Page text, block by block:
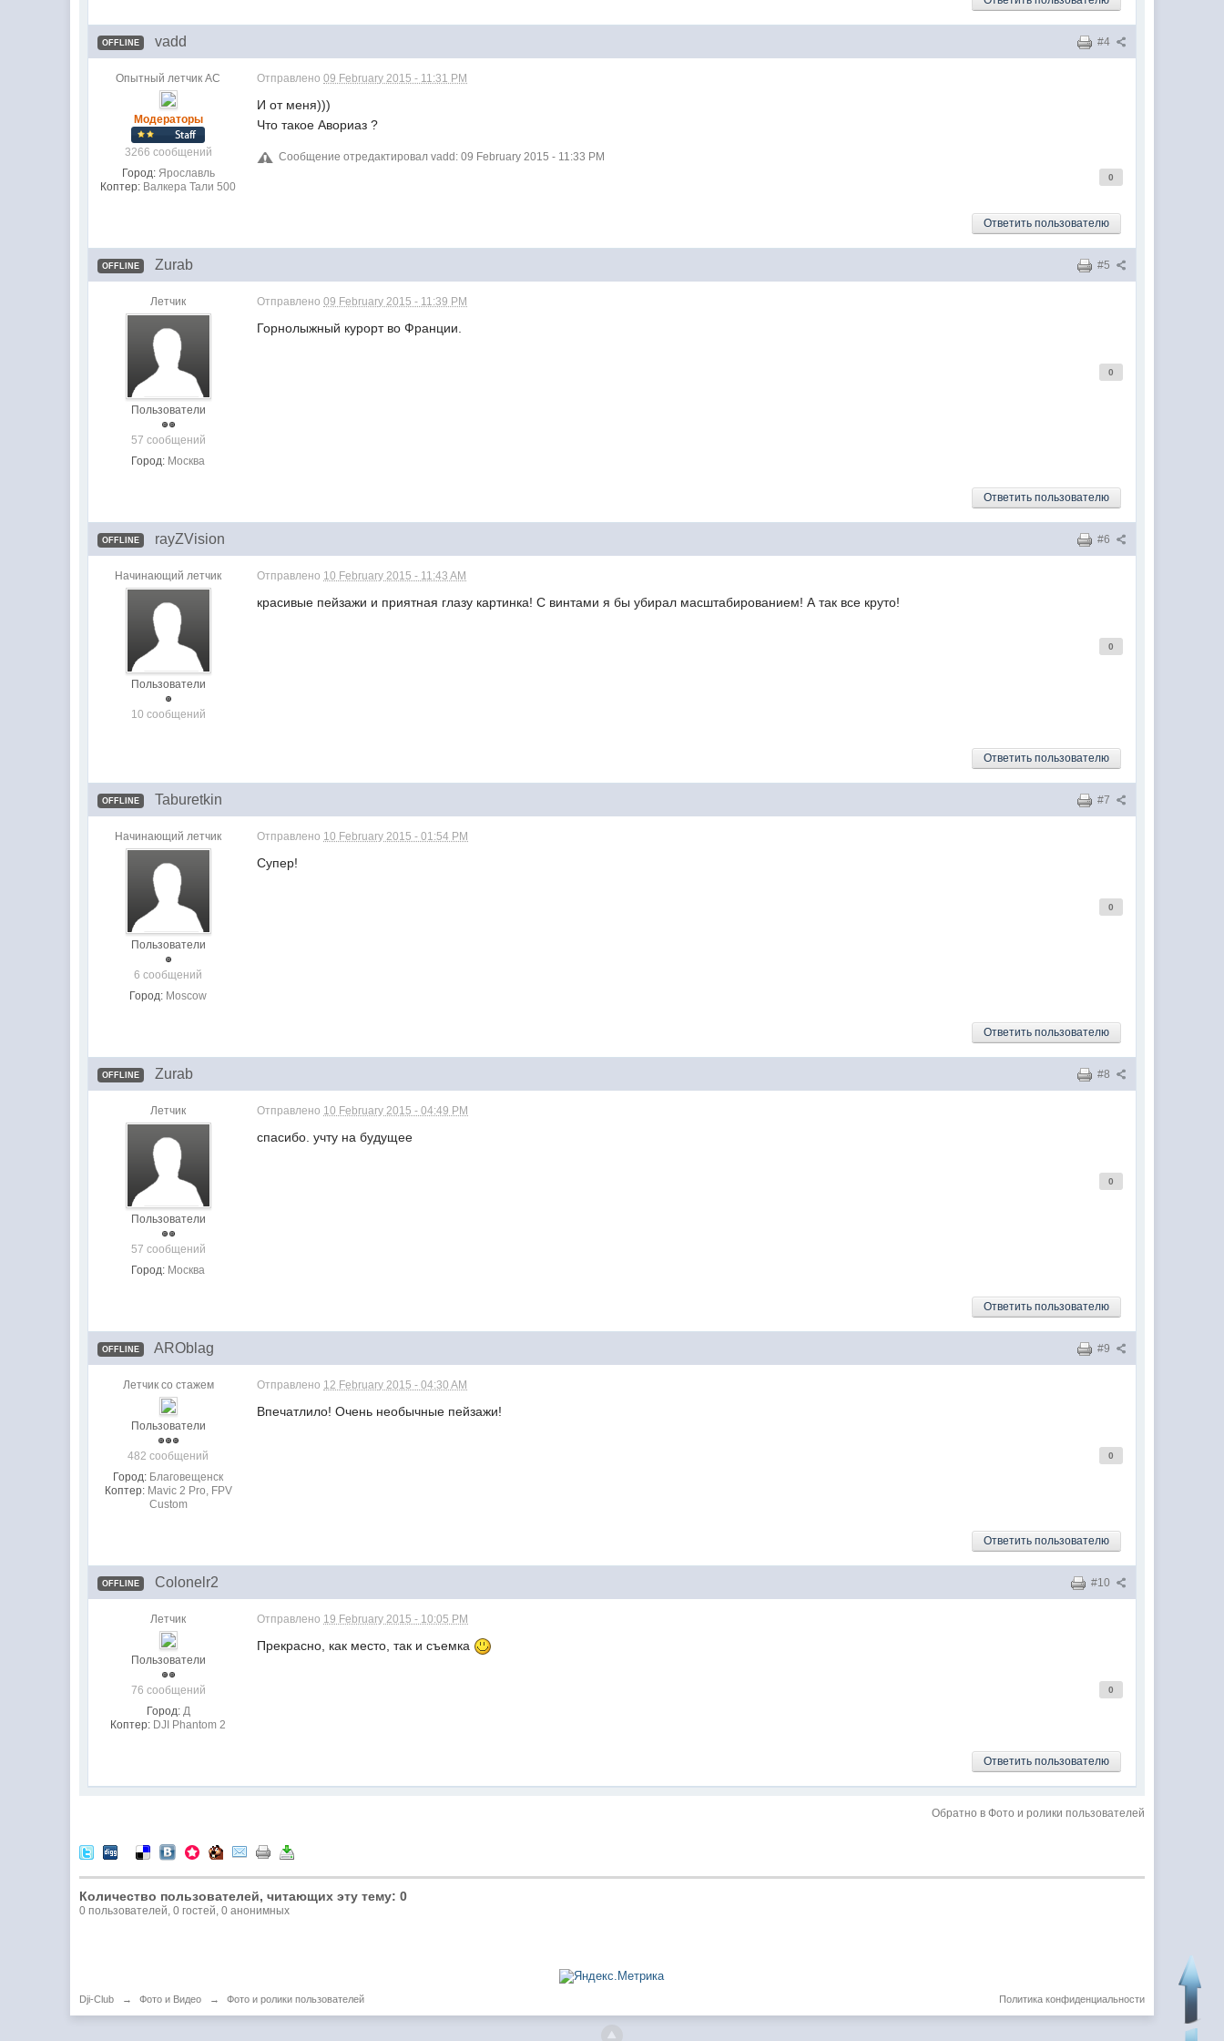
#4
OFFLINE vadd
Опытный летчик АС
Модераторы
3266 сообщений
Город: Ярославль
Коптер: Валкера Тали 500
Отправлено09 February 2015 - 11:31 PM
И от меня)))
Что такое Авориаз ?
Сообщение отредактировал vadd: 09 February 2015 - 11:33 PM
0
Ответить пользователю
#5
OFFLINE Zurab
Летчик
Пользователи
57 сообщений
Город: Москва
Отправлено09 February 2015 - 11:39 PM
Горнолыжный курорт во Франции.
0
Ответить пользователю
#6
OFFLINE rayZVision
Начинающий летчик
Пользователи
10 сообщений
Отправлено 10 February 2015 - 11:43 AM
красивые пейзажи и приятная глазу картинка! С винтами я бы убирал масштабированием! А так все круто!
0
Ответить пользователю
#7
OFFLINE Taburetkin
Начинающий летчик
Пользователи
6 сообщений
Город: Moscow
Отправлено 10 February 2015 - 01:54 PM
Супер!
0
Ответить пользователю
#8
OFFLINE Zurab
Летчик
Пользователи
57 сообщений
Город: Москва
Отправлено 10 February 2015 - 04:49 PM
спасибо. учту на будущее
0
Ответить пользователю
#9
OFFLINE AROblag
Летчик со стажем
Пользователи
482 сообщений
Город: Благовещенск
Коптер: Mavic 2 Pro, FPV
Custom
Отправлено 12 February 2015 - 04:30 AM
Впечатлило! Очень необычные пейзажи!
0
Ответить пользователю
#10
OFFLINE Colonelr2
Летчик
Пользователи
76 сообщений
Город: Д
Коптер: DJI Phantom 2
Отправлено 19 February 2015 - 10:05 PM
Прекрасно, как место, так и съемка
0
Ответить пользователю
Обратно в Фото и ролики пользователей
Количество пользователей, читающих эту тему: 0
0 пользователей, 0 гостей, 0 анонимных
Dji-Club → Фото и Видео → Фото и ролики пользователей Политика конфиденциальности